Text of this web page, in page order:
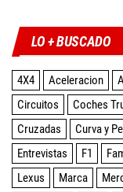
LO + BUSCADO
4X4 Aceleracion
Circuitos
Coches
Cruzadas
Curva y
Entrevistas
F1
Lexus
Marca